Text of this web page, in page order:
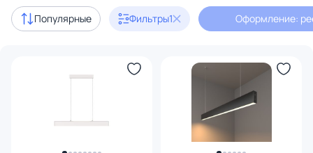
Популярные Фильтры1 Оформление:
Акции 15
Дизайнерский свет 35
Доставка